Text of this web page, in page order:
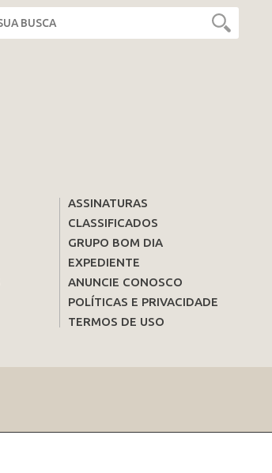
ASSINATURAS
CLASSIFICADOS
GRUPO BOM DIA
EXPEDIENTE
ANUNCIE CONOSCO
POLÍTICAS E PRIVACIDADE
TERMOS DE USO